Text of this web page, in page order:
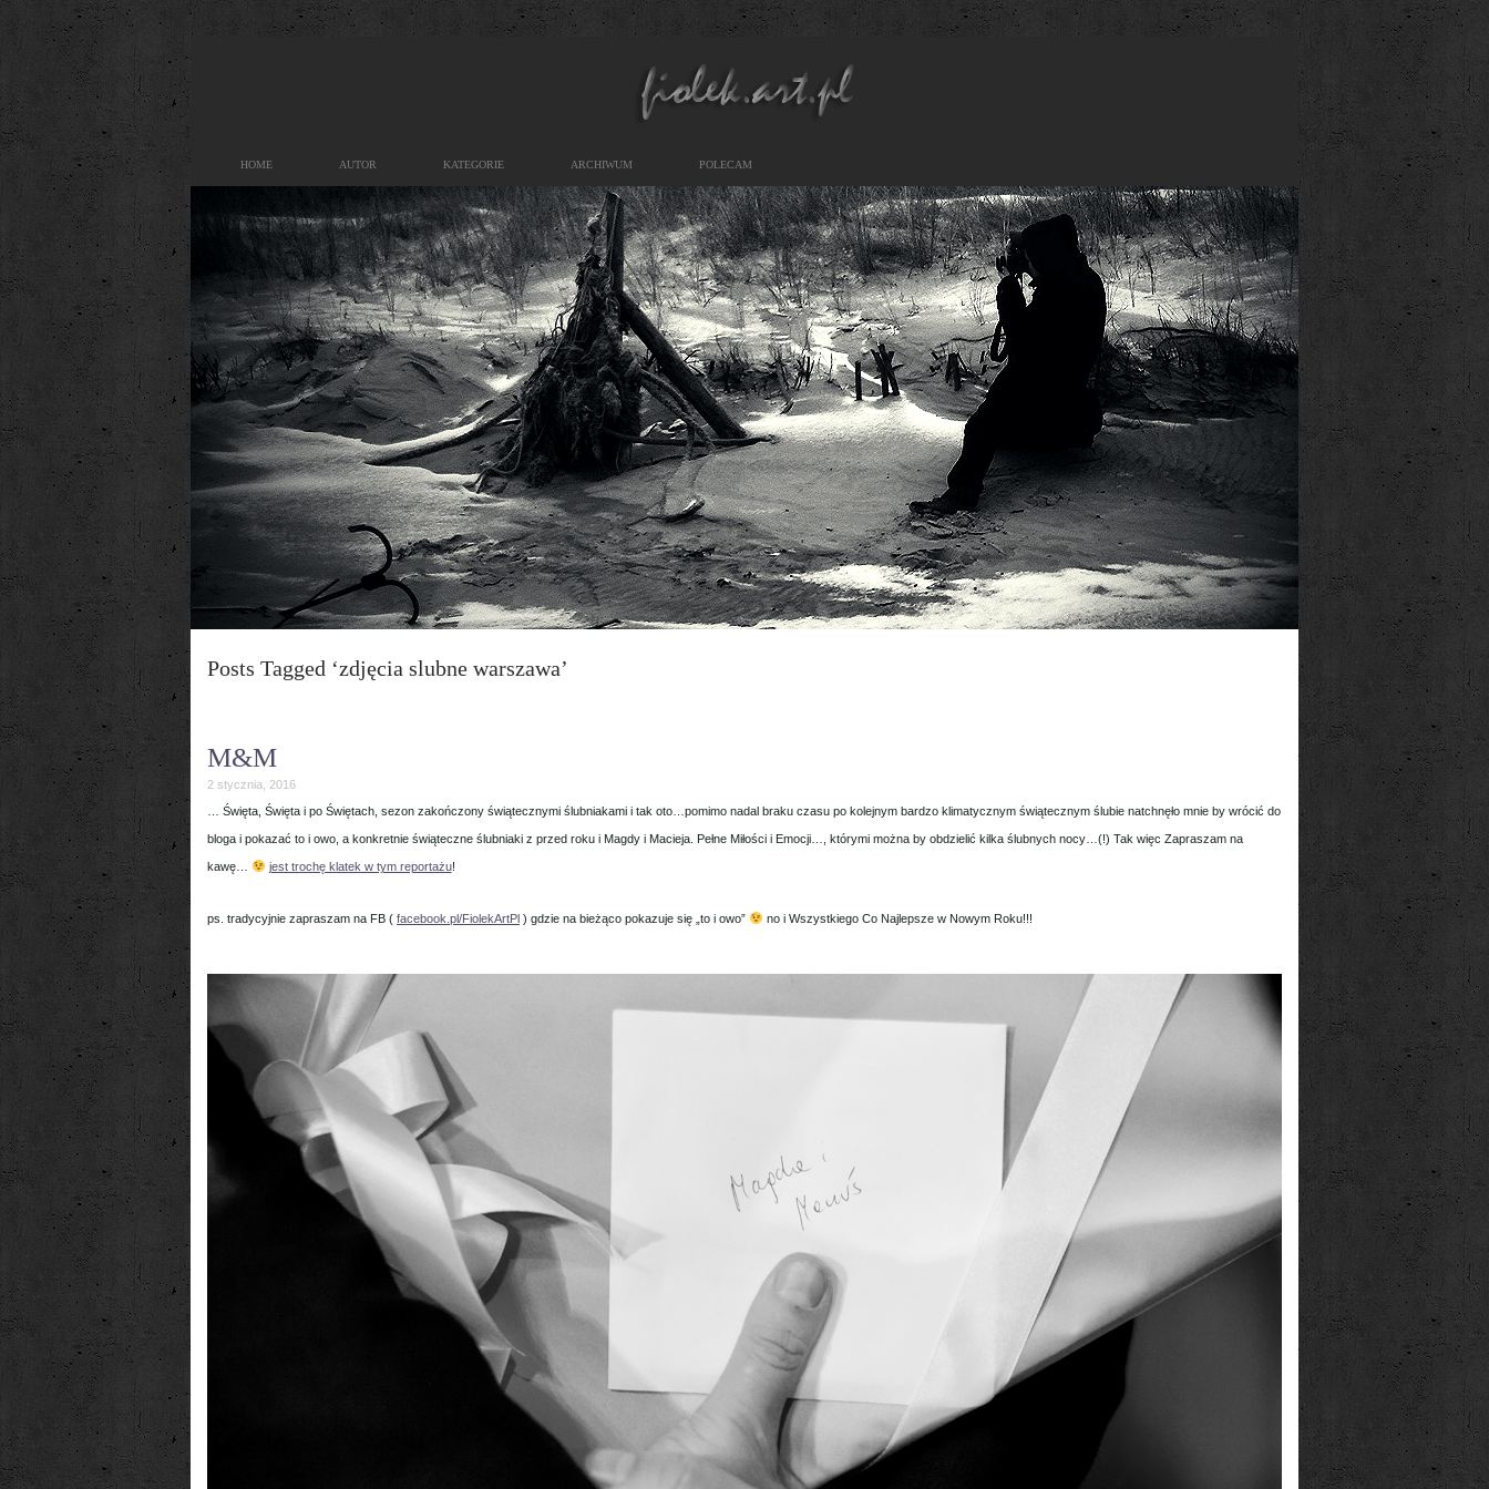
HOME AUTOR KATEGORIE ARCHIWUM POLECAM
Posts Tagged ‘zdjęcia slubne warszawa’
M&M
2 stycznia, 2016
… Święta, Święta i po Świętach, sezon zakończony świątecznymi ślubniakami i tak oto…pomimo nadal braku czasu po kolejnym bardzo klimatycznym świątecznym ślubie natchnęło mnie by wrócić do
bloga i pokazać to i owo, a konkretnie świąteczne ślubniaki z przed roku i Magdy i Macieja. Pełne Miłości i Emocji…, którymi można by obdzielić kilka ślubnych nocy…(!) Tak więc Zapraszam na
kawę… jest trochę klatek w tym reportażu!
ps. tradycyjnie zapraszam na FB ( facebook.pl/FiolekArtPl ) gdzie na bieżąco pokazuje się „to i owo” no i Wszystkiego Co Najlepsze w Nowym Roku!!!